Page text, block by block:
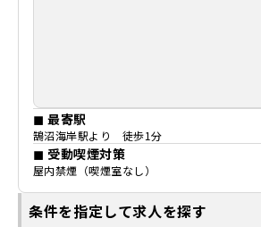
◼ 最寄駅
鵠沼海岸駅より 徒歩1分
◼ 受動喫煙対策
屋内禁煙（喫煙室なし）
条件を指定して求人を探す